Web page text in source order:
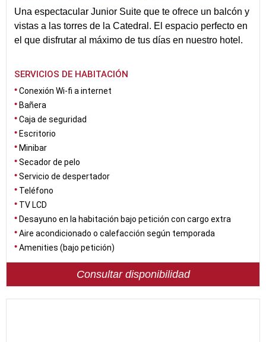
Una espectacular Junior Suite que te ofrece un balcón y
vistas a las torres de la Catedral. El espacio perfecto en
el que disfrutar al máximo de tus días en nuestro hotel.
SERVICIOS DE HABITACIÓN
Conexión Wi-fi a internet
Bañera
Caja de seguridad
Escritorio
Minibar
Secador de pelo
Servicio de despertador
Teléfono
TV LCD
Desayuno en la habitación bajo petición con cargo extra
Aire acondicionado o calefacción según temporada
Amenities (bajo petición)
Consultar disponibilidad